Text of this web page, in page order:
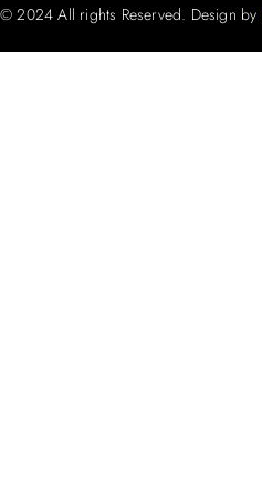
© 2024 All rights Reserved. Design by